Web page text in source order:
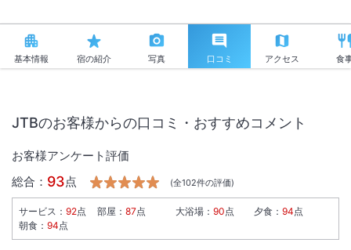
基本情報 宿の紹介 写真 口コミ アクセス 食
JTBのお客様からの口コミ・おすすめコメント
お客様アンケート評価
総合： 93点 (全102件の評価)
サービス ： 92点 部屋 ： 87点 大浴場 ： 90点 夕食 ： 94点
朝食 ： 94点